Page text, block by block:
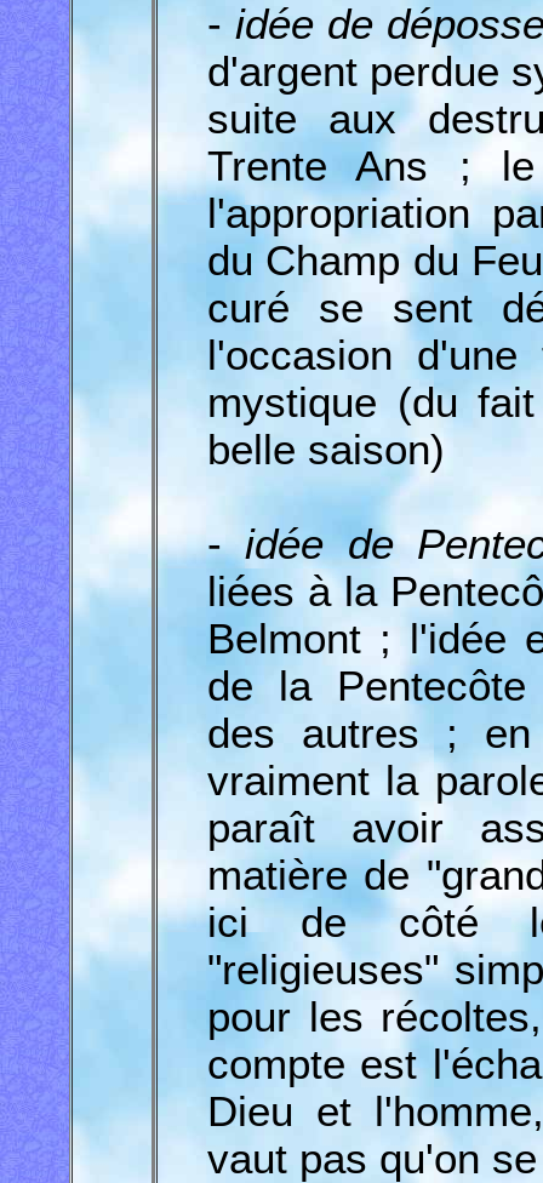
- idée de
d'argent perdue
suite aux
Trente Ans ;
l'appropriation
du Champ du
curé se sent
l'occasion d'une
mystique (du
belle saison)
-idée de
liées à la
Belmont ; l'idée
de la Pentecôte
des autres ;
vraiment la
paraît avoir
matière de
ici de côté
"religieuses"
pour les
compte est
Dieu et
vaut pas qu'on